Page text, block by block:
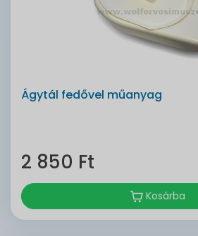
Ágytál fedővel műanyag
2 850 Ft
Kosárba